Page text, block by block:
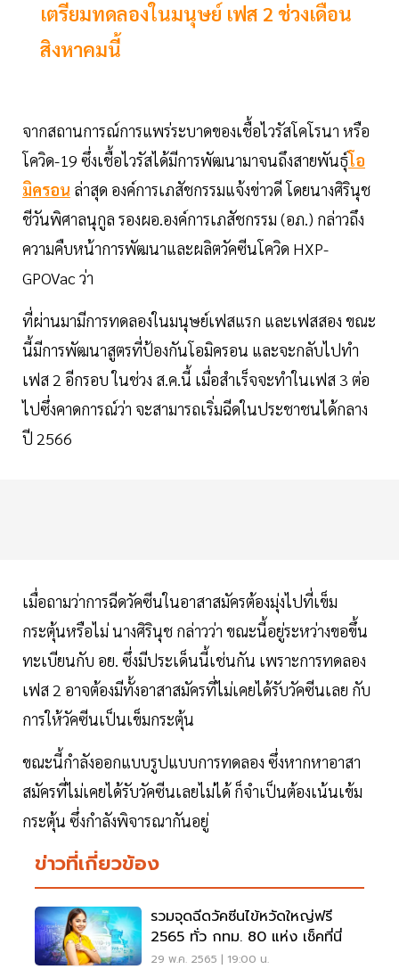
เตรียมทดลองในมนุษย์ เฟส 2 ช่วงเดือน
สิงหาคมนี้
จากสถานการณ์การแพร่ระบาดของเชื้อไวรัสโคโรนา หรือ
โควิด-19 ซึ่งเชื้อไวรัสได้มีการพัฒนามาจนถึงสายพันธุ์โอ
มิครอน ล่าสุด องค์การเภสัชกรรมแจ้งข่าวดี โดยนางศิรินุช
ชีวันพิศาลนุกูล รองผอ.องค์การเภสัชกรรม (อภ.) กล่าวถึง
ความคืบหน้าการพัฒนาและผลิตวัคซีนโควิด HXP-
GPOVac ว่า
ที่ผ่านมามีการทดลองในมนุษย์เฟสแรก และเฟสสอง ขณะ
นี้มีการพัฒนาสูตรที่ป้องกันโอมิครอน และจะกลับไปทำ
เฟส 2 อีกรอบ ในช่วง ส.ค.นี้ เมื่อสำเร็จจะทำในเฟส 3 ต่อ
ไปซึ่งคาดการณ์ว่า จะสามารถเริ่มฉีดในประชาชนได้กลาง
ปี 2566
เมื่อถามว่าการฉีดวัคซีนในอาสาสมัครต้องมุ่งไปที่เข็ม
กระตุ้นหรือไม่ นางศิรินุช กล่าวว่า ขณะนี้อยู่ระหว่างขอขึ้น
ทะเบียนกับ อย. ซึ่งมีประเด็นนี้เช่นกัน เพราะการทดลอง
เฟส 2 อาจต้องมีทั้งอาสาสมัครที่ไม่เคยได้รับวัคซีนเลย กับ
การให้วัคซีนเป็นเข็มกระตุ้น
ขณะนี้กำลังออกแบบรูปแบบการทดลอง ซึ่งหากหาอาสา
สมัครที่ไม่เคยได้รับวัคซีนเลยไม่ได้ ก็จำเป็นต้องเน้นเข้ม
กระตุ้น ซึ่งกำลังพิจารณากันอยู่
ข่าวที่เกี่ยวข้อง
รวมจุดฉีดวัคซีนไข้หวัดใหญ่ฟรี
2565 ทั่ว กทม. 80 แห่ง เช็คที่นี่
29 พ.ค. 2565 | 19:00 น.